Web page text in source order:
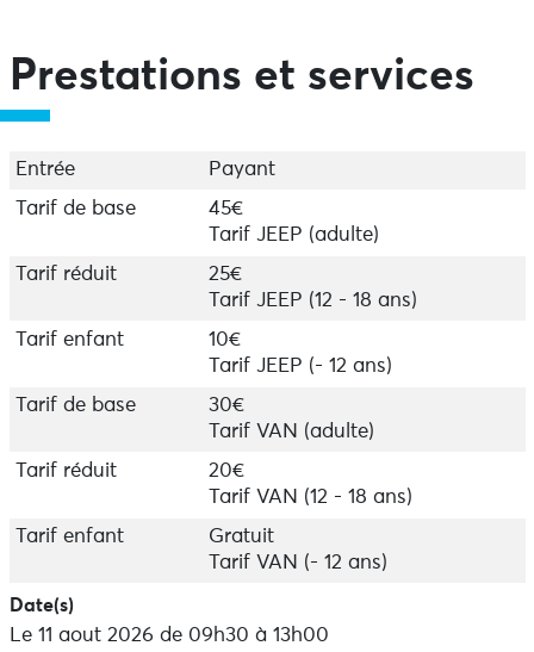
À partager sans modération.
Prestations et services
Entrée
Payant
Tarif de base
45€
Tarif JEEP (adulte)
Tarif réduit
25€
Tarif JEEP (12 - 18 ans)
Tarif enfant
10€
Tarif JEEP (- 12 ans)
Tarif de base
30€
Tarif VAN (adulte)
Tarif réduit
20€
Tarif VAN (12 - 18 ans)
Tarif enfant
Gratuit
Tarif VAN (- 12 ans)
Date(s)
Le 11 aout 2026 de 09h30 à 13h00